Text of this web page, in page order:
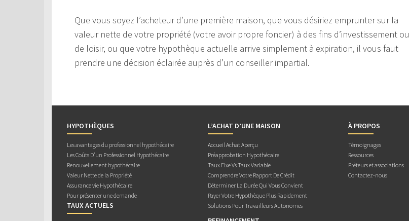
Que vous soyez l’acheteur d’une première maison, que vous désiriez emprunter sur la
valeur nette de votre propriété (votre avoir propre foncier) à des fins d’investissement ou
de loisir, ou que votre hypothèque actuelle arrive simplement à expiration, il vous faut
prendre une décision éclairée auprès d’un conseiller impartial.
HYPOTHÈQUES
Les avantages du professionnel hypothécaire
Les Coûts D’un Professionnel Hypothécaire
Renouvellement hypothécaire
Valeur Nette de la Propriété
Assurance vie Hypothécaire
Pour présenter une demande
TAUX ACTUELS
L’ACHAT D’UNE MAISON
Accueil Achat Aperçu
Préapprobation Hypothécaire
Taux Fixe Vs Taux Variable
Comprendre Votre Rapport De Crédit
Déterminer La Durée Qui Vous Convient
Payer Votre Hypothèque Plus Rapidement
Solutions Pour Travailleurs Autonomes
À PROPOS
Témoignages
Ressources
Prêteurs et associations
Contactez-nous